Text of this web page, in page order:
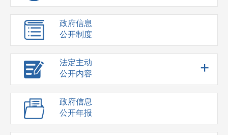
政府信息
公开制度
法定主动
公开内容
+
政府信息
公开年报